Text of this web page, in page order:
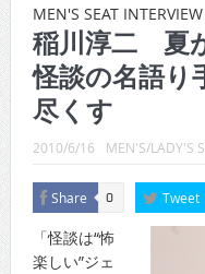
CINEMA×STYLE 289
CINEMA×STYLE 288
CINEMA×STYLE 287
CINEMA×STYLE 294
MEN'S SEAT
稲川淳二 夏
怪談の名語り
尽くす
2010/6/16 MEN'S/LADY'S
Share 0 Tweet
「怪談は“怖
楽しい”ジェ